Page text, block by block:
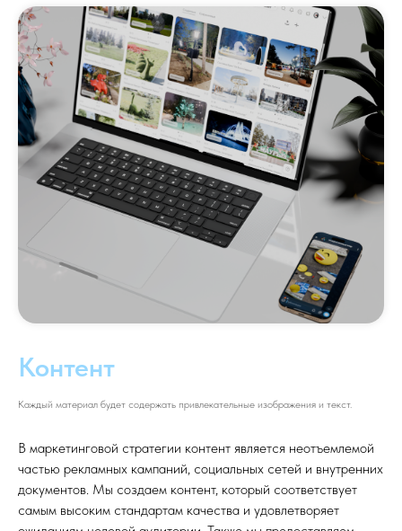
Контент
Каждый материал будет содержать привлекательные изображения и текст.
В маркетинговой стратегии контент является неотъемлемой
частью рекламных кампаний, социальных сетей и внутренних
документов. Мы создаем контент, который соответствует
самым высоким стандартам качества и удовлетворяет